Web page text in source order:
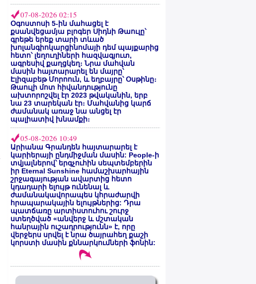
07-08-2026 02:15
Օգոստոսի 5-ին մահացել է
քսանվեցամյա բլոգեր Սիդնի Թաուլը՝
գրեթե երեք տարի տևած
խոլանգիոկարցինոմայի դեմ պայքարից
հետո՝ լեղուղիների հազվագյուտ,
ագրեսիվ քաղցկեղ։ Նրա մահվան
մասին հայտարարել են մայրը՝
Էլիզաբեթ Մորոուն, և եղբայրը՝ Օսթինը։
Թաուլի մոտ հիվանդությունը
ախտորոշվել էր 2023 թվականին, երբ
նա 23 տարեկան էր։ Մահվանից կարճ
ժամանակ առաջ նա անցել էր
պալիատիվ խնամքի։
05-08-2026 10:49
Արիանա Գրանդեն հայտարարել է
կարիերայի ընդմիջման մասին: People-ի
տվյալներով՝ երգչուհին սեպտեմբերին
իր Eternal Sunshine համաշխարհային
շրջագայության ավարտից հետո
կդադարի ելույթ ունենալ և
ժամանակավորապես կհրաժարվի
հրապարակային ելույթներից: Դրա
պատճառը արտիստուհու շուրջ
ստեղծված «անվերջ և մշտական
հանրային ուշադրությունն» է, որը
վերջերս սրվել է նրա ծայրահեղ քաշի
կորստի մասին քննարկումների ֆոնին: